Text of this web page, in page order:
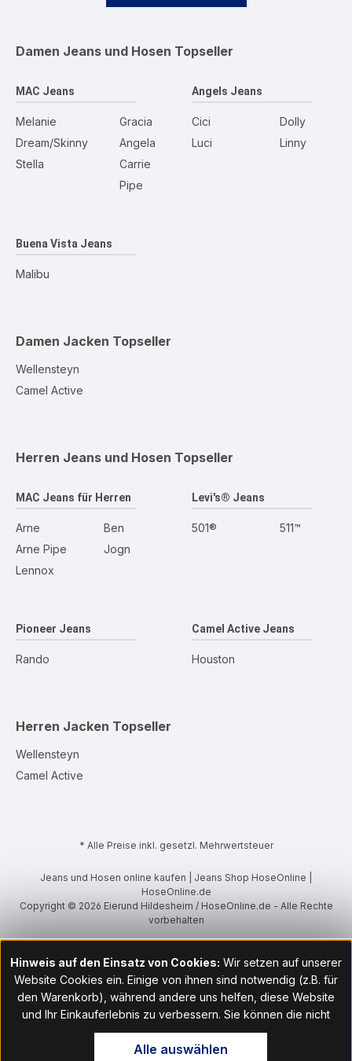
Damen Jeans und Hosen Topseller
MAC Jeans
Melanie
Dream/Skinny
Stella
Gracia
Angela
Carrie
Pipe
Angels Jeans
Cici
Luci
Dolly
Linny
Buena Vista Jeans
Malibu
Damen Jacken Topseller
Wellensteyn
Camel Active
Herren Jeans und Hosen Topseller
MAC Jeans für Herren
Arne
Arne Pipe
Lennox
Ben
Jogn
Levi's® Jeans
501® 511™
Pioneer Jeans
Rando
Camel Active Jeans
Houston
Herren Jacken Topseller
Wellensteyn
Camel Active
* Alle Preise inkl. gesetzl. Mehrwertsteuer
Jeans und Hosen online kaufen | Jeans Shop HoseOnline |
HoseOnline.de
Copyright © 2026 Eierund Hildesheim / HoseOnline.de - Alle Rechte
vorbehalten
Hinweis auf den Einsatz von Cookies: Wir setzen auf unserer
Website Cookies ein. Einige von ihnen sind notwendig (z.B. für
den Warenkorb), während andere uns helfen, diese Website
und Ihr Einkauferlebnis zu verbessern. Sie können die nicht
notwendigen Cookies mit Klick auf „OK“ akzeptieren oder per
Klick auf "Nur technisch notwendige akzeptieren" ablehnen. Den
Alle auswählen